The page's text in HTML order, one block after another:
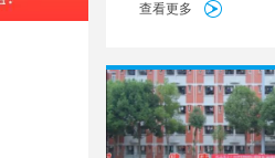
查看更多